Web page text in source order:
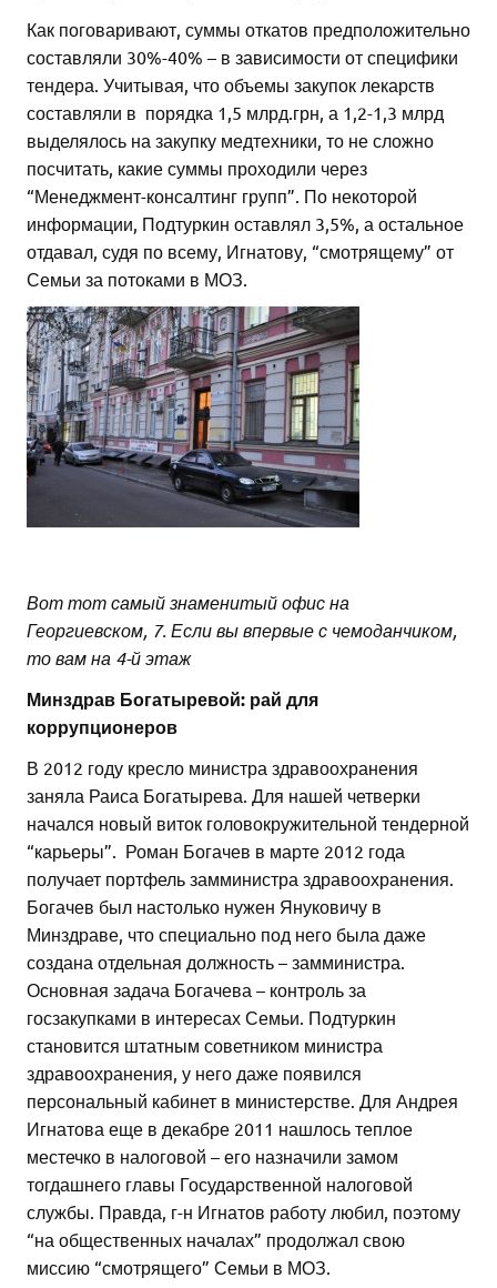
Как поговаривают, суммы откатов предположительно
составляли 30%-40% – в зависимости от специфики
тендера. Учитывая, что объемы закупок лекарств
составляли в порядка 1,5 млрд.грн, а 1,2-1,3 млрд
выделялось на закупку медтехники, то не сложно
посчитать, какие суммы проходили через
“Менеджмент-консалтинг групп”. По некоторой
информации, Подтуркин оставлял 3,5%, а остальное
отдавал, судя по всему, Игнатову, “смотрящему” от
Семьи за потоками в МОЗ.
Вот тот самый знаменитый офис на
Георгиевском, 7. Если вы впервые с чемоданчиком,
то вам на 4-й этаж
Минздрав Богатыревой: рай для
коррупционеров
В 2012 году кресло министра здравоохранения
заняла Раиса Богатырева. Для нашей четверки
начался новый виток головокружительной тендерной
“карьеры”. Роман Богачев в марте 2012 года
получает портфель замминистра здравоохранения.
Богачев был настолько нужен Януковичу в
Минздраве, что специально под него была даже
создана отдельная должность – замминистра.
Основная задача Богачева – контроль за
госзакупками в интересах Семьи. Подтуркин
становится штатным советником министра
здравоохранения, у него даже появился
персональный кабинет в министерстве. Для Андрея
Игнатова еще в декабре 2011 нашлось теплое
местечко в налоговой – его назначили замом
тогдашнего главы Государственной налоговой
службы. Правда, г-н Игнатов работу любил, поэтому
“на общественных началах” продолжал свою
миссию “смотрящего” Семьи в МОЗ.